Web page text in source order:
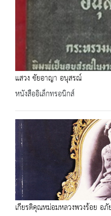
แสวง ชัยอาญา อนุสรณ์
หนังสืออิเล็กทรอนิกส์
เกียรติคุณหม่อมหลวงพวงร้อย อภั